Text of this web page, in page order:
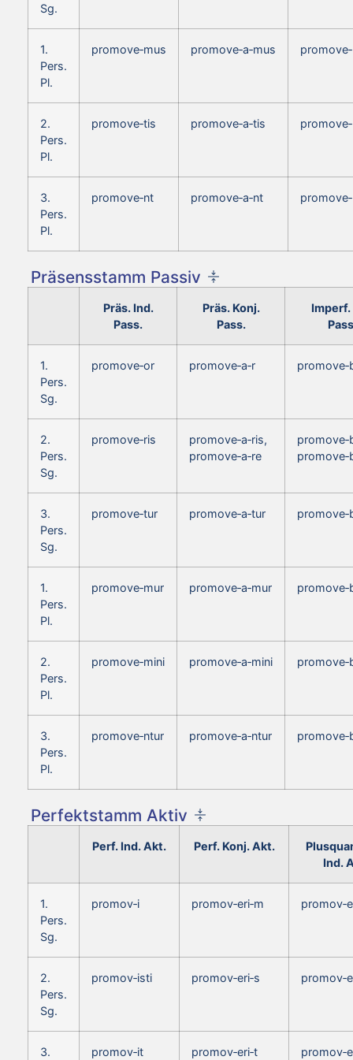
Sg.
1.
Pers.
Pl.
promove‑mus promove‑a‑mus
2.
Pers.
Pl.
promove‑tis promove‑a‑tis
3.
Pers.
Pl.
promove‑nt promove‑a‑nt
Präsensstamm Passiv
Präs. Ind.
Pass.
Präs. Konj.
Pass.
Imperf.
1.
Pers.
Sg.
promove‑or promove‑a‑r
2.
Pers.
Sg.
promove‑ris
promove‑a‑ris,
promove‑a‑re
3.
Pers.
Sg.
promove‑tur promove‑a‑tur
1.
Pers.
Pl.
promove‑mur promove‑a‑mur
2.
Pers.
Pl.
promove‑mini promove‑a‑mini
3.
Pers.
Pl.
promove‑ntur promove‑a‑ntur
Perfektstamm Aktiv
Perf. Ind. Akt. Perf. Konj. Akt.
Ind.
1.
Pers.
Sg.
promov‑i promov‑eri‑m
2.
Pers.
Sg.
promov‑isti promov‑eri‑s
3.
promov‑it promov‑eri‑t